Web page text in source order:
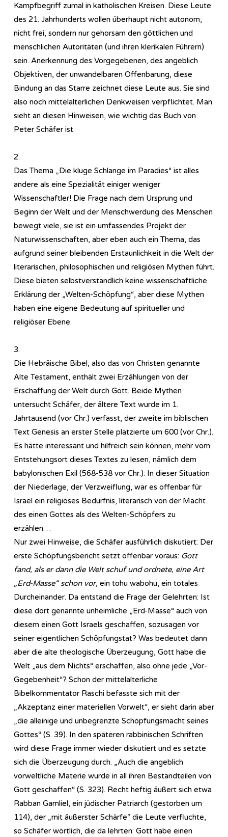
Kampfbegriff zumal in katholischen Kreisen. Diese Leute
des 21. Jahrhunderts wollen überhaupt nicht autonom,
nicht frei, sondern nur gehorsam den göttlichen und
menschlichen Autoritäten (und ihren klerikalen Führern)
sein. Anerkennung des Vorgegebenen, des angeblich
Objektiven, der unwandelbaren Offenbarung, diese
Bindung an das Starre zeichnet diese Leute aus. Sie sind
also noch mittelalterlichen Denkweisen verpflichtet. Man
sieht an diesen Hinweisen, wie wichtig das Buch von
Peter Schäfer ist.
2.
Das Thema „Die kluge Schlange im Paradies“ ist alles
andere als eine Spezialität einiger weniger
Wissenschaftler! Die Frage nach dem Ursprung und
Beginn der Welt und der Menschwerdung des Menschen
bewegt viele, sie ist ein umfassendes Projekt der
Naturwissenschaften, aber eben auch ein Thema, das
aufgrund seiner bleibenden Erstaunlichkeit in die Welt der
literarischen, philosophischen und religiösen Mythen führt.
Diese bieten selbstverständlich keine wissenschaftliche
Erklärung der „Welten-Schöpfung“, aber diese Mythen
haben eine eigene Bedeutung auf spiritueller und
religiöser Ebene.
3.
Die Hebräische Bibel, also das von Christen genannte
Alte Testament, enthält zwei Erzählungen von der
Erschaffung der Welt durch Gott. Beide Mythen
untersucht Schäfer, der ältere Text wurde im 1.
Jahrtausend (vor Chr.) verfasst, der zweite im biblischen
Text Genesis an erster Stelle platzierte um 600 (vor Chr.).
Es hätte interessant und hilfreich sein können, mehr vom
Entstehungsort dieses Textes zu lesen, nämlich dem
babylonischen Exil (568-538 vor Chr.): In dieser Situation
der Niederlage, der Verzweiflung, war es offenbar für
Israel ein religiöses Bedürfnis, literarisch von der Macht
des einen Gottes als des Welten-Schöpfers zu
erzählen…
Nur zwei Hinweise, die Schäfer ausführlich diskutiert: Der
erste Schöpfungsbericht setzt offenbar voraus: Gott
fand, als er dann die Welt schuf und ordnete, eine Art
„Erd-Masse“ schon vor, ein tohu wabohu, ein totales
Durcheinander. Da entstand die Frage der Gelehrten: Ist
diese dort genannte unheimliche „Erd-Masse“ auch von
diesem einen Gott Israels geschaffen, sozusagen vor
seiner eigentlichen Schöpfungstat? Was bedeutet dann
aber die alte theologische Überzeugung, Gott habe die
Welt „aus dem Nichts“ erschaffen, also ohne jede „Vor-
Gegebenheit“? Schon der mittelalterliche
Bibelkommentator Raschi befasste sich mit der
„Akzeptanz einer materiellen Vorwelt“, er sieht darin aber
„die alleinige und unbegrenzte Schöpfungsmacht seines
Gottes“ (S. 39). In den späteren rabbinischen Schriften
wird diese Frage immer wieder diskutiert und es setzte
sich die Überzeugung durch. „Auch die angeblich
vorweltliche Materie wurde in all ihren Bestandteilen von
Gott geschaffen“ (S. 323). Recht heftig äußert sich etwa
Rabban Gamliel, ein jüdischer Patriarch (gestorben um
114), der „mit äußerster Schärfe“ die Leute verfluchte,
so Schäfer wörtlich, die da lehrten: Gott habe einen